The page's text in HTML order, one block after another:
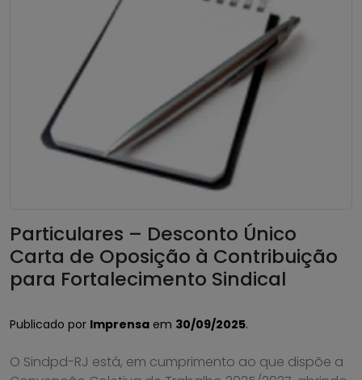
Particulares – Desconto Único
Carta de Oposição à Contribuição
para Fortalecimento Sindical
Publicado por Imprensa em 30/09/2025.
O Sindpd-RJ está, em cumprimento ao que dispõe a